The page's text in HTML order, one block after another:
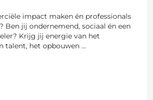
impact maken én professionals
Ben jij ondernemend, sociaal én een
Krijg jij energie van het
talent, het opbouwen ...